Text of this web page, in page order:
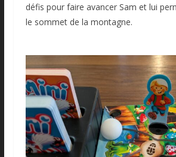
défis pour faire avancer Sam et lui
le sommet de la montagne.